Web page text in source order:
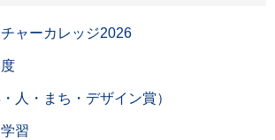
ャーカレッジ2026
人・まち・デザイン賞）
習